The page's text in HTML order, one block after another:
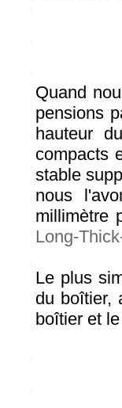
Quand
pensions
hauteur
compacts
stable
nous
millimètre
Long-
Le plus
du boîtier,
boîtier et